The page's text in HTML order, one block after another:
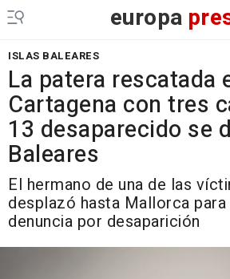
europa
ISLAS BALEARES
La patera rescatada
Cartagena con tres
13 desaparecido se
Baleares
El hermano de una de las
desplazó hasta Mallorca
denuncia por desaparición